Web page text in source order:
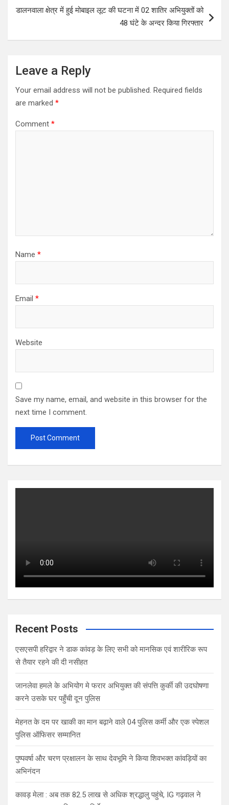
डालनवाला क्षेत्र में हुई मोबाइल लूट की घटना में 02 शातिर अभियुक्तों को
48 घंटे के अन्दर किया गिरफ्तार
Leave a Reply
Your email address will not be published. Required fields
are marked *
Comment *
Name *
Email *
Website
Save my name, email, and website in this browser for the
next time I comment.
Recent Posts
एसएसपी हरिद्वार ने डाक कांवड़ के लिए सभी को मानसिक एवं शारीरिक रूप
से तैयार रहने की दी नसीहत
जानलेवा हमले के अभियोग मे फरार अभियुक्त की संपत्ति कुर्की की उदघोषणा
करने उसके घर पहुँची दून पुलिस
मेहनत के दम पर खाकी का मान बढ़ाने वाले 04 पुलिस कर्मी और एक स्पेशल
पुलिस ऑफिसर सम्मानित
पुष्पवर्षा और चरण प्रक्षालन के साथ देवभूमि ने किया शिवभक्त कांवड़ियों का
अभिनंदन
कावड़ मेला : अब तक 82.5 लाख से अधिक श्रद्धालु पहुंचे, IG गढ़वाल ने